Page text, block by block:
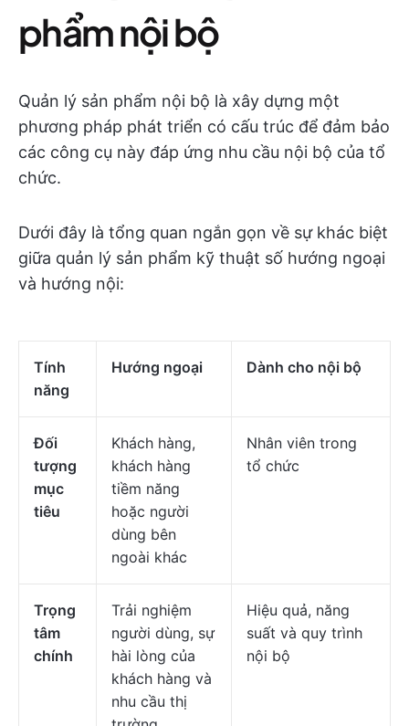
phẩm nội bộ
Quản lý sản phẩm nội bộ là xây dựng một
phương pháp phát triển có cấu trúc để đảm bảo
các công cụ này đáp ứng nhu cầu nội bộ của tổ
chức.
Dưới đây là tổng quan ngắn gọn về sự khác biệt
giữa quản lý sản phẩm kỹ thuật số hướng ngoại
và hướng nội:
Tính
năng
Hướng ngoại Dành cho nội bộ
Đối
tượng
mục
tiêu
Khách hàng,
khách hàng
tiềm năng
hoặc người
dùng bên
ngoài khác
Nhân viên trong
tổ chức
Trọng
tâm
chính
Trải nghiệm
người dùng, sự
hài lòng của
khách hàng và
nhu cầu thị
Hiệu quả, năng
suất và quy trình
nội bộ